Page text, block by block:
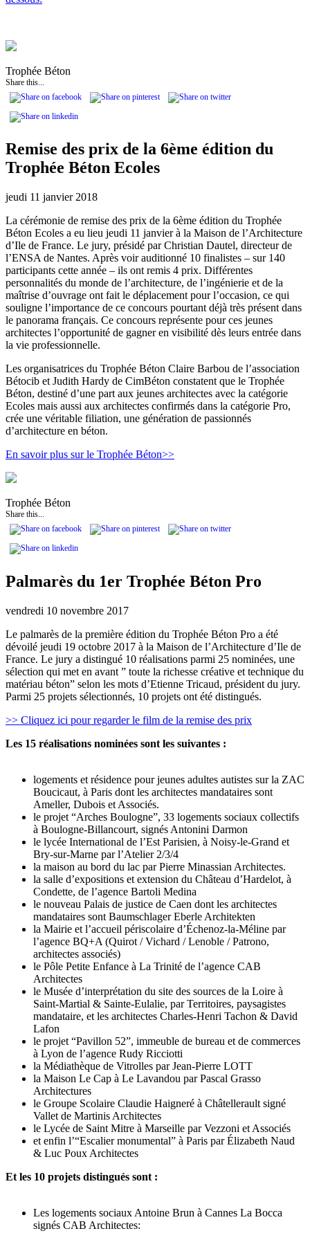
Trophée Béton
Share this...
Remise des prix de la 6ème édition du
Trophée Béton Ecoles
jeudi 11 janvier 2018
La cérémonie de remise des prix de la 6ème édition du Trophée
Béton Ecoles a eu lieu jeudi 11 janvier à la Maison de l’Architecture
d’Ile de France. Le jury, présidé par Christian Dautel, directeur de
l’ENSA de Nantes. Après voir auditionné 10 finalistes – sur 140
participants cette année – ils ont remis 4 prix. Différentes
personnalités du monde de l’architecture, de l’ingénierie et de la
maîtrise d’ouvrage ont fait le déplacement pour l’occasion, ce qui
souligne l’importance de ce concours pourtant déjà très présent dans
le panorama français. Ce concours représente pour ces jeunes
architectes l’opportunité de gagner en visibilité dès leurs entrée dans
la vie professionnelle.
Les organisatrices du Trophée Béton Claire Barbou de l’association
Bétocib et Judith Hardy de CimBéton constatent que le Trophée
Béton, destiné d’une part aux jeunes architectes avec la catégorie
Ecoles mais aussi aux architectes confirmés dans la catégorie Pro,
crée une véritable filiation, une génération de passionnés
d’architecture en béton.
En savoir plus sur le Trophée Béton>>
Trophée Béton
Share this...
Palmarès du 1er Trophée Béton Pro
vendredi 10 novembre 2017
Le palmarès de la première édition du Trophée Béton Pro a été
dévoilé jeudi 19 octobre 2017 à la Maison de l’Architecture d’Ile de
France. Le jury a distingué 10 réalisations parmi 25 nominées, une
sélection qui met en avant ” toute la richesse créative et technique du
matériau béton” selon les mots d’Etienne Tricaud, président du jury.
Parmi 25 projets sélectionnés, 10 projets ont été distingués.
>> Cliquez ici pour regarder le film de la remise des prix
Les 15 réalisations nominées sont les suivantes :
logements et résidence pour jeunes adultes autistes sur la ZAC
Boucicaut, à Paris dont les architectes mandataires sont
Ameller, Dubois et Associés.
le projet “Arches Boulogne”, 33 logements sociaux collectifs
à Boulogne-Billancourt, signés Antonini Darmon
le lycée International de l’Est Parisien, à Noisy-le-Grand et
Bry-sur-Marne par l’Atelier 2/3/4
la maison au bord du lac par Pierre Minassian Architectes.
la salle d’expositions et extension du Château d’Hardelot, à
Condette, de l’agence Bartoli Medina
le nouveau Palais de justice de Caen dont les architectes
mandataires sont Baumschlager Eberle Architekten
la Mairie et l’accueil périscolaire d’Échenoz-la-Méline par
l’agence BQ+A (Quirot / Vichard / Lenoble / Patrono,
architectes associés)
le Pôle Petite Enfance à La Trinité de l’agence CAB
Architectes
le Musée d’interprétation du site des sources de la Loire à
Saint-Martial & Sainte-Eulalie, par Territoires, paysagistes
mandataire, et les architectes Charles-Henri Tachon & David
Lafon
le projet “Pavillon 52”, immeuble de bureau et de commerces
à Lyon de l’agence Rudy Ricciotti
la Médiathèque de Vitrolles par Jean-Pierre LOTT
la Maison Le Cap à Le Lavandou par Pascal Grasso
Architectures
le Groupe Scolaire Claudie Haigneré à Châtellerault signé
Vallet de Martinis Architectes
le Lycée de Saint Mitre à Marseille par Vezzoni et Associés
et enfin l’“Escalier monumental” à Paris par Élizabeth Naud
& Luc Poux Architectes
Et les 10 projets distingués sont :
Les logements sociaux Antoine Brun à Cannes La Bocca
signés CAB Architectes: